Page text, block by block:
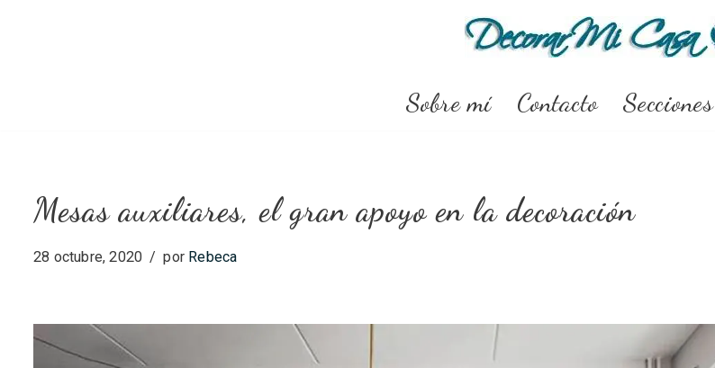
Sobre mí Contacto Secciones
Mesas auxiliares, el gran apoyo en la decoración
28 octubre, 2020 por Rebeca